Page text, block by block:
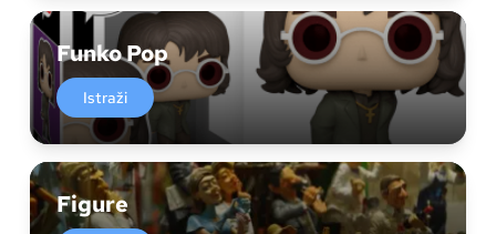
Funko Pop
Istraži
Figure